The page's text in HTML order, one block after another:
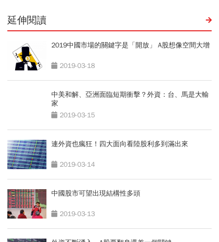
延伸閱讀
2019中國市場的關鍵字是「開放」 A股想像空間大增
2019-03-18
中美和解、亞洲面臨短期衝擊？外資：台、馬是大輸
家
2019-03-15
連外資也瘋狂！四大面向看陸股利多到滿出來
2019-03-14
中國股市可望出現結構性多頭
2019-03-13